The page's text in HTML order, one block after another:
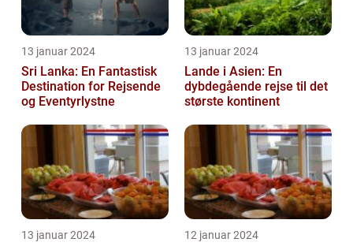
13 januar 2024
Sri Lanka: En Fantastisk
Destination for Rejsende
og Eventyrlystne
13 januar 2024
Lande i Asien: En
dybdegående rejse til det
største kontinent
13 januar 2024 12 januar 2024